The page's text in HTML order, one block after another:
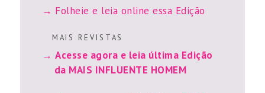
Folheie e leia online essa Edição
M A I S R E V I S T A S
Acesse agora e leia última Edição
da MAIS INFLUENTE HOMEM